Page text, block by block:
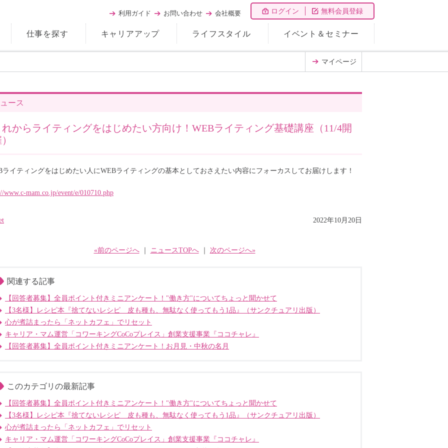
ログイン 無料会員登録
仕事を探す キャリアアップ ライフスタイル イベント＆セミナー
利用ガイド お問い合わせ 会社概要
マイページ
ース
からライティングをはじめたい方向け！WEBライティング基礎講座（11/4開
ライティングをはじめたい人にWEBライティングの基本としておさえたい内容にフォーカスしてお届けします！
www.c-mam.co.jp/event/e/010710.php
2022年10月20日
«前のページへ｜ ニュースTOPへ｜ 次のページへ»
関連する記事
【回答者募集】全員ポイント付きミニアンケート！"働き方"についてちょっと聞かせて
【3名様】レシピ本『捨てないレシピ 皮も種も、無駄なく使ってもう1品』（サンクチュアリ出版）
心が煮詰まったら「ネットカフェ」でリセット
キャリア・マム運営「コワーキングCoCoプレイス」創業支援事業『ココチャレ』
【回答者募集】全員ポイント付きミニアンケート！お月見・中秋の名月
このカテゴリの最新記事
【回答者募集】全員ポイント付きミニアンケート！"働き方"についてちょっと聞かせて
【3名様】レシピ本『捨てないレシピ 皮も種も、無駄なく使ってもう1品』（サンクチュアリ出版）
心が煮詰まったら「ネットカフェ」でリセット
キャリア・マム運営「コワーキングCoCoプレイス」創業支援事業『ココチャレ』